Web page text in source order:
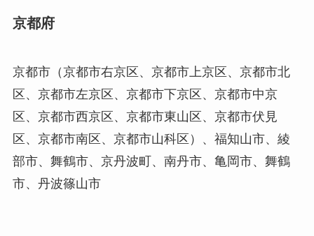
京都府
京都市（京都市右京区、京都市上京区、京都市北
区、京都市左京区、京都市下京区、京都市中京
区、京都市西京区、京都市東山区、京都市伏見
区、京都市南区、京都市山科区）、福知山市、綾
部市、舞鶴市、京丹波町、南丹市、亀岡市、舞鶴
市、丹波篠山市